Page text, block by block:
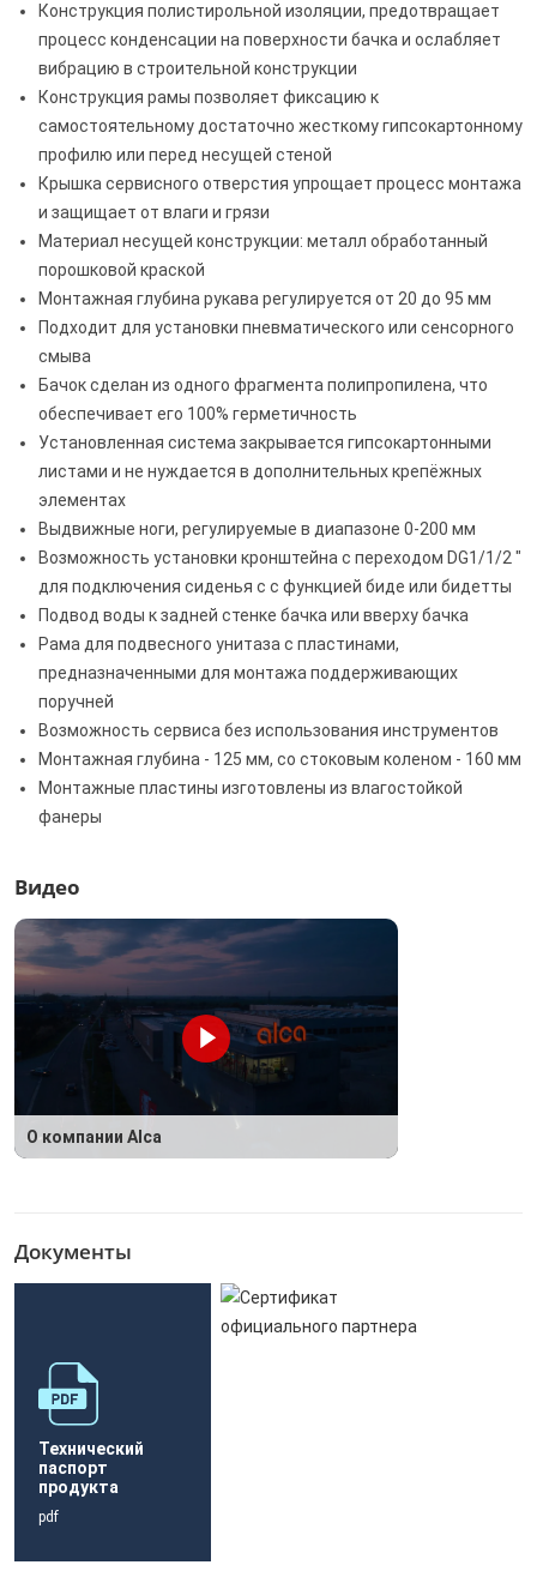
Конструкция полистирольной изоляции, предотвращает
процесс конденсации на поверхности бачка и ослабляет
вибрацию в строительной конструкции
Конструкция рамы позволяет фиксацию к
самостоятельному достаточно жесткому гипсокартонному
профилю или перед несущей стеной
Крышка сервисного отверстия упрощает процесс монтажа
и защищает от влаги и грязи
Материал несущей конструкции: металл обработанный
порошковой краской
Монтажная глубина рукава регулируется от 20 до 95 мм
Подходит для установки пневматического или сенсорного
смыва
Бачок сделан из одного фрагмента полипропилена, что
обеспечивает его 100% герметичность
Установленная система закрывается гипсокартонными
листами и не нуждается в дополнительных крепёжных
элементах
Выдвижные ноги, регулируемые в диапазоне 0-200 мм
Возможность установки кронштейна с переходом DG1/1/2 "
для подключения сиденья c с функцией биде или бидетты
Подвод воды к задней стенке бачка или вверху бачка
Рама для подвесного унитаза с пластинами,
предназначенными для монтажа поддерживающих
поручней
Возможность сервиса без использования инструментов
Монтажная глубина - 125 мм, со стоковым коленом - 160 мм
Монтажные пластины изготовлены из влагостойкой
фанеры
Видео
О компании Alca
Документы
Технический
паспорт
продукта
pdf